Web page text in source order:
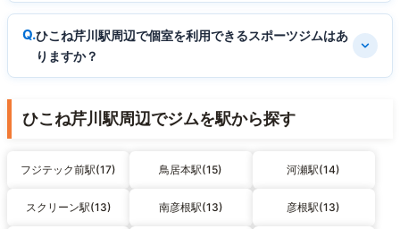
ひこね芹川駅周辺で個室を利用できるスポーツジムはあ
りますか？
ひこね芹川駅周辺でジムを駅から探す
フジテック前駅(17) 鳥居本駅(15) 河瀬駅(14)
スクリーン駅(13) 南彦根駅(13) 彦根駅(13)